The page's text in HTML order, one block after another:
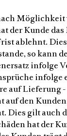
der Kunde
ablehnt.
so kann
infolge
auf
auf den
Dies gilt
hat der